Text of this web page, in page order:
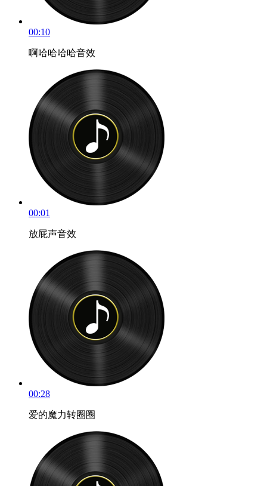
00:10
啊哈哈哈哈音效
00:01
放屁声音效
00:28
爱的魔力转圈圈